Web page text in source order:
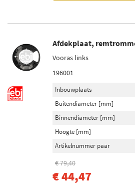
Afdekplaat,
Vooras links
196001
Inbouwplaats
Buitendiameter [mm]
Binnendiameter [mm]
Hoogte [mm]
Artikelnummer paar
€ 79,40
€ 44,47